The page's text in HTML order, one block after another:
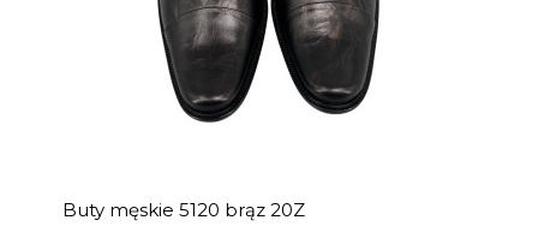
Buty męskie 5120 brąz 20Z